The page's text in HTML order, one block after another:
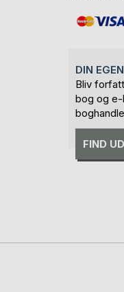
DIN
Bliv
bog og
FIND